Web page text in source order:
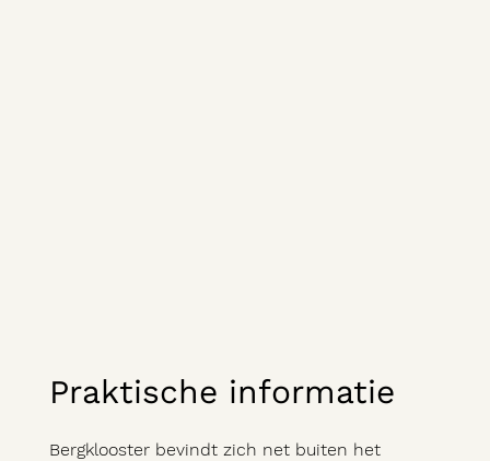
Praktische informatie
Bergklooster bevindt zich net buiten het